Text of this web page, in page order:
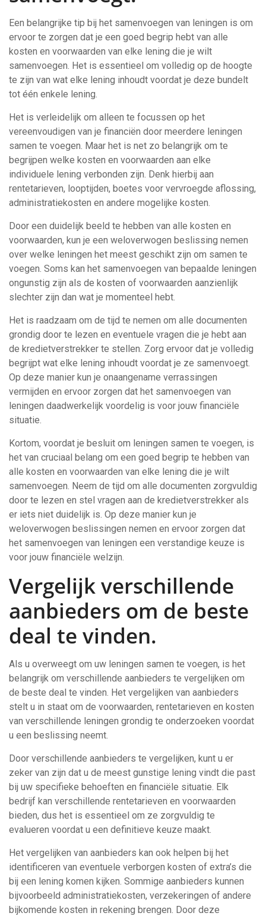
Een belangrijke tip bij het samenvoegen van leningen is om
ervoor te zorgen dat je een goed begrip hebt van alle
kosten en voorwaarden van elke lening die je wilt
samenvoegen. Het is essentieel om volledig op de hoogte
te zijn van wat elke lening inhoudt voordat je deze bundelt
tot één enkele lening.
Het is verleidelijk om alleen te focussen op het
vereenvoudigen van je financiën door meerdere leningen
samen te voegen. Maar het is net zo belangrijk om te
begrijpen welke kosten en voorwaarden aan elke
individuele lening verbonden zijn. Denk hierbij aan
rentetarieven, looptijden, boetes voor vervroegde aflossing,
administratiekosten en andere mogelijke kosten.
Door een duidelijk beeld te hebben van alle kosten en
voorwaarden, kun je een weloverwogen beslissing nemen
over welke leningen het meest geschikt zijn om samen te
voegen. Soms kan het samenvoegen van bepaalde leningen
ongunstig zijn als de kosten of voorwaarden aanzienlijk
slechter zijn dan wat je momenteel hebt.
Het is raadzaam om de tijd te nemen om alle documenten
grondig door te lezen en eventuele vragen die je hebt aan
de kredietverstrekker te stellen. Zorg ervoor dat je volledig
begrijpt wat elke lening inhoudt voordat je ze samenvoegt.
Op deze manier kun je onaangename verrassingen
vermijden en ervoor zorgen dat het samenvoegen van
leningen daadwerkelijk voordelig is voor jouw financiële
situatie.
Kortom, voordat je besluit om leningen samen te voegen, is
het van cruciaal belang om een goed begrip te hebben van
alle kosten en voorwaarden van elke lening die je wilt
samenvoegen. Neem de tijd om alle documenten zorgvuldig
door te lezen en stel vragen aan de kredietverstrekker als
er iets niet duidelijk is. Op deze manier kun je
weloverwogen beslissingen nemen en ervoor zorgen dat
het samenvoegen van leningen een verstandige keuze is
voor jouw financiële welzijn.
Vergelijk verschillende
aanbieders om de beste
deal te vinden.
Als u overweegt om uw leningen samen te voegen, is het
belangrijk om verschillende aanbieders te vergelijken om
de beste deal te vinden. Het vergelijken van aanbieders
stelt u in staat om de voorwaarden, rentetarieven en kosten
van verschillende leningen grondig te onderzoeken voordat
u een beslissing neemt.
Door verschillende aanbieders te vergelijken, kunt u er
zeker van zijn dat u de meest gunstige lening vindt die past
bij uw specifieke behoeften en financiële situatie. Elk
bedrijf kan verschillende rentetarieven en voorwaarden
bieden, dus het is essentieel om ze zorgvuldig te
evalueren voordat u een definitieve keuze maakt.
Het vergelijken van aanbieders kan ook helpen bij het
identificeren van eventuele verborgen kosten of extra’s die
bij een lening komen kijken. Sommige aanbieders kunnen
bijvoorbeeld administratiekosten, verzekeringen of andere
bijkomende kosten in rekening brengen. Door deze